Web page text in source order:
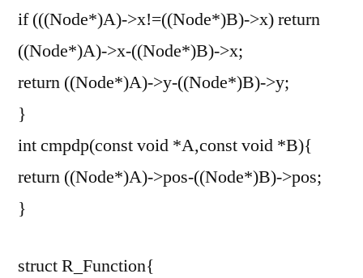
if (((Node*)A)->x!=((Node*)B)->x) return
((Node*)A)->x-((Node*)B)->x;
return ((Node*)A)->y-((Node*)B)->y;
}
int cmpdp(const void *A,const void *B){
return ((Node*)A)->pos-((Node*)B)->pos;
}
struct R_Function{